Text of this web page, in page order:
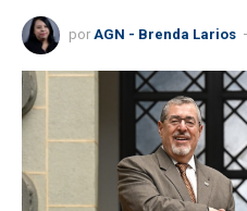
por AGN - Brenda Larios